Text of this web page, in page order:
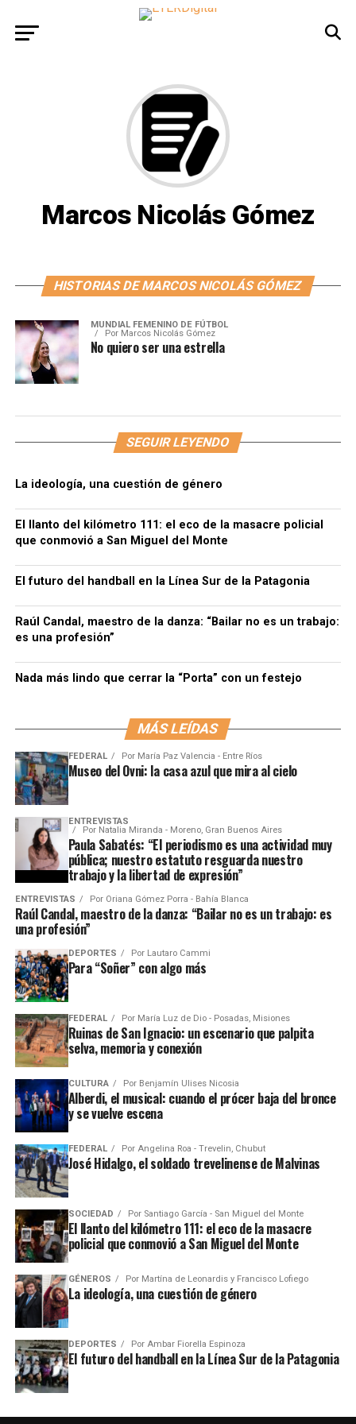
Marcos Nicolás Gómez
HISTORIAS DE MARCOS NICOLÁS GÓMEZ
MUNDIAL FEMENINO DE FÚTBOL
Por Marcos Nicolás Gómez
No quiero ser una estrella
SEGUIR LEYENDO
La ideología, una cuestión de género
El llanto del kilómetro 111: el eco de la masacre policial
que conmovió a San Miguel del Monte
El futuro del handball en la Línea Sur de la Patagonia
Raúl Candal, maestro de la danza: “Bailar no es un trabajo:
es una profesión”
Nada más lindo que cerrar la “Porta” con un festejo
MÁS LEÍDAS
FEDERAL Por María Paz Valencia - Entre Ríos
Museo del Ovni: la casa azul que mira al cielo
ENTREVISTAS
Por Natalia Miranda - Moreno, Gran Buenos Aires
Paula Sabatés: “El periodismo es una actividad muy
pública; nuestro estatuto resguarda nuestro
trabajo y la libertad de expresión”
ENTREVISTAS Por Oriana Gómez Porra - Bahía Blanca
Raúl Candal, maestro de la danza: “Bailar no es un trabajo: es
una profesión”
DEPORTES Por Lautaro Cammi
Para “Soñer” con algo más
FEDERAL Por María Luz de Dio - Posadas, Misiones
Ruinas de San Ignacio: un escenario que palpita
selva, memoria y conexión
CULTURA Por Benjamín Ulises Nicosia
Alberdi, el musical: cuando el prócer baja del bronce
y se vuelve escena
FEDERAL Por Angelina Roa - Trevelin, Chubut
José Hidalgo, el soldado trevelinense de Malvinas
SOCIEDAD Por Santiago García - San Miguel del Monte
El llanto del kilómetro 111: el eco de la masacre
policial que conmovió a San Miguel del Monte
GÉNEROS Por Martína de Leonardis y Francisco Lofiego
La ideología, una cuestión de género
DEPORTES Por Ambar Fiorella Espinoza
El futuro del handball en la Línea Sur de la Patagonia